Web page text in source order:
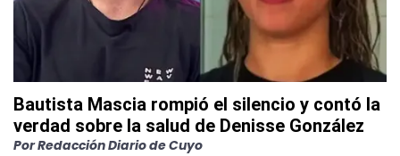
Bautista Mascia rompió el silencio y contó la
verdad sobre la salud de Denisse González
PorRedacción Diario de Cuyo